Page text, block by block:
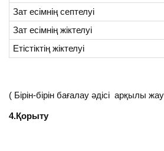
Зат есімнің септелуі
Зат есімнің жіктелуі
Етістіктің жіктелуі
( Бірін-бірін бағалау әдісі арқылы
4.Қорыту